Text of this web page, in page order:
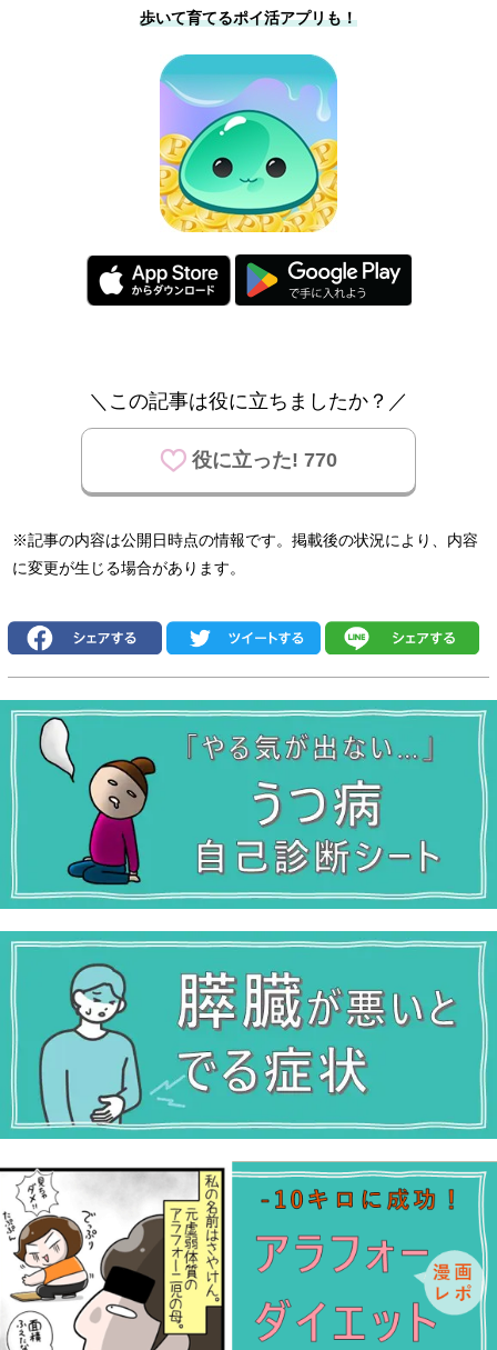
歩いて育てるポイ活アプリも！
＼この記事は役に立ちましたか？／
役に立った! 770
※記事の内容は公開日時点の情報です。掲載後の状況により、内容
に変更が生じる場合があります。